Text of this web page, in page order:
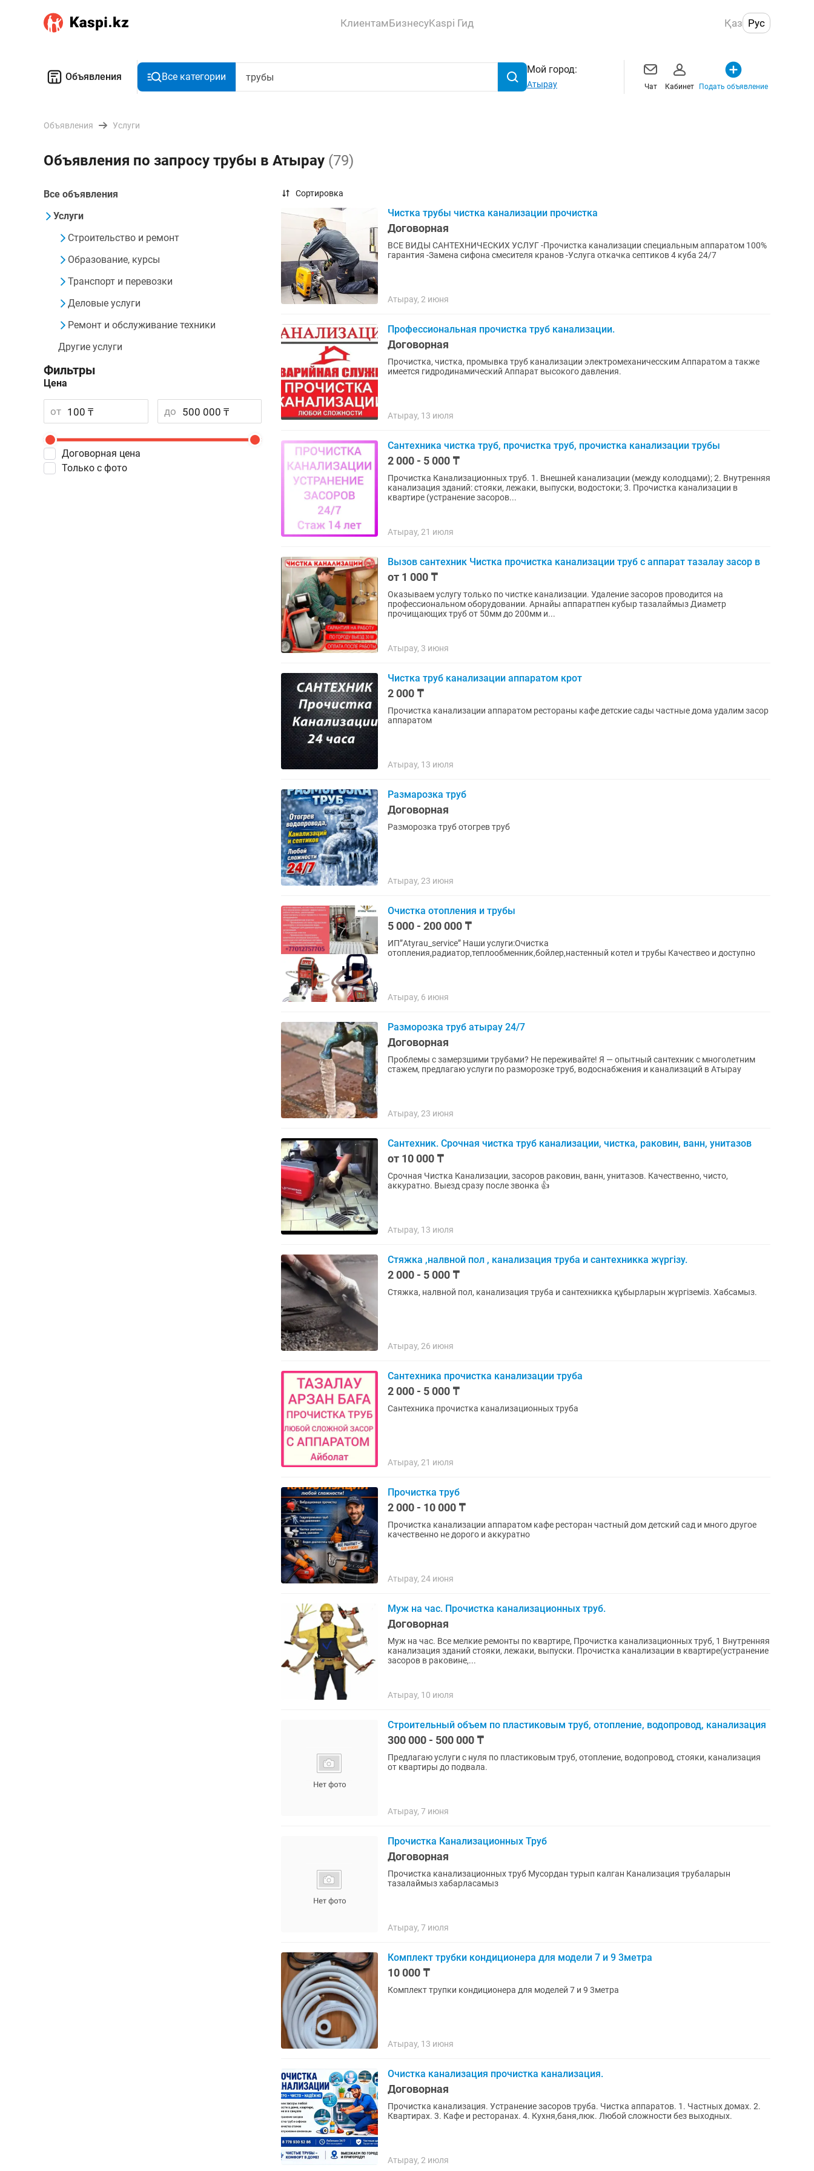
КлиентамБизнесуKaspi Гид Қаз Рус
Объявления Все категории
Мой город:
Атырау Чат Кабинет Подать объявление
Объявления Услуги
Объявления по запросу трубы в Атырау (79)
Все объявления
Услуги
Строительство и ремонт
Образование, курсы
Транспорт и перевозки
Деловые услуги
Другие услуги
Ремонт и обслуживание техники
Фильтры
Цена
от до
Договорная цена
Только с фото
Сортировка
Чистка трубы чистка канализации прочистка
Договорная
ВСЕ ВИДЫ САНТЕХНИЧЕСКИХ УСЛУГ -Прочистка канализации специальным аппаратом 100%
гарантия -Замена сифона смесителя кранов -Услуга откачка септиков 4 куба 24/7
Атырау, 2 июня
Профессиональная прочистка труб канализации.
Договорная
Прочистка, чистка, промывка труб канализации электромеханичесским Аппаратом а также
имеется гидродинамический Аппарат высокого давления.
Атырау, 13 июля
Сантехника чистка труб, прочистка труб, прочистка канализации трубы
2 000 - 5 000 ₸
Прочистка Канализационных труб. 1. Внешней канализации (между колодцами); 2. Внутренняя
канализация зданий: стояки, лежаки, выпуски, водостоки; 3. Прочистка канализации в
квартире (устранение засоров...
Атырау, 21 июля
Вызов сантехник Чистка прочистка канализации труб с аппарат тазалау засор в
от 1 000 ₸
Оказываем услугу только по чистке канализации. Удаление засоров проводится на
профессиональном оборудовании. Арнайы аппаратпен кубыр тазалаймыз Диаметр
прочищающих труб от 50мм до 200мм и...
Атырау, 3 июня
Чистка труб канализации аппаратом крот
2 000 ₸
Прочистка канализации аппаратом рестораны кафе детские сады частные дома удалим засор
аппаратом
Атырау, 13 июля
Размарозка труб
Договорная
Разморозка труб отогрев труб
Атырау, 23 июня
Очистка отопления и трубы
5 000 - 200 000 ₸
ИП”Atyrau_service” Наши услуги:Очистка
отопления,радиатор,теплообменник,бойлер,настенный котел и трубы Качествео и доступно
Атырау, 6 июня
Разморозка труб атырау 24/7
Договорная
Проблемы с замерзшими трубами? Не переживайте! Я — опытный сантехник с многолетним
стажем, предлагаю услуги по разморозке труб, водоснабжения и канализаций в Атырау
Атырау, 23 июня
Сантехник. Срочная чистка труб канализации, чистка, раковин, ванн, унитазов
от 10 000 ₸
Срочная Чистка Канализации, засоров раковин, ванн, унитазов. Качественно, чисто,
аккуратно. Выезд сразу после звонка 👍
Атырау, 13 июля
Стяжка ,налвной пол , канализация труба и сантехникка жүргізу.
2 000 - 5 000 ₸
Стяжка, налвной пол, канализация труба и сантехникка құбырларын жүргіземіз. Хабсамыз.
Атырау, 26 июня
Сантехника прочистка канализации труба
2 000 - 5 000 ₸
Сантехника прочистка канализационных труба
Атырау, 21 июля
Прочистка труб
2 000 - 10 000 ₸
Прочистка канализации аппаратом кафе ресторан частный дом детский сад и много другое
качественно не дорого и аккуратно
Атырау, 24 июня
Муж на час. Прочистка канализационных труб.
Договорная
Муж на час. Все мелкие ремонты по квартире, Прочистка канализационных труб, 1 Внутренняя
канализация зданий стояки, лежаки, выпуски. Прочистка канализации в квартире(устранение
засоров в раковине,...
Атырау, 10 июля
Строительный объем по пластиковым труб, отопление, водопровод, канализация
300 000 - 500 000 ₸
Предлагаю услуги с нуля по пластиковым труб, отопление, водопровод, стояки, канализация
от квартиры до подвала.
Атырау, 7 июня
Прочистка Канализационных Труб
Договорная
Прочистка канализационных труб Мусордан турып калган Канализация трубаларын
тазалаймыз хабарласамыз
Атырау, 7 июля
Комплект трубки кондиционера для модели 7 и 9 3метра
10 000 ₸
Комплект трупки кондиционера для моделей 7 и 9 3метра
Атырау, 13 июня
Очистка канализация прочистка канализация.
Договорная
Прочистка канализация. Устранение засоров труба. Чистка аппаратов. 1. Частных домах. 2.
Квартирах. 3. Кафе и ресторанах. 4. Кухня,баня,люк. Любой сложности без выходных.
Атырау, 2 июля